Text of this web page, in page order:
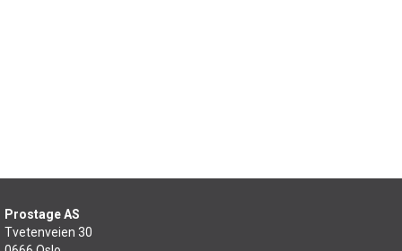
Prostage AS
Tvetenveien 30